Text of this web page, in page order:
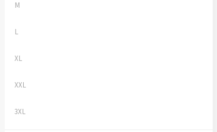
M
L
XL
XXL
3XL